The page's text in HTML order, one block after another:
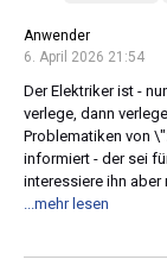
Anwender
6. April 2026 21:54
Der Elektriker ist -
verlege, dann
Problematiken von
informiert - der sei
interessiere ihn
...mehr lesen